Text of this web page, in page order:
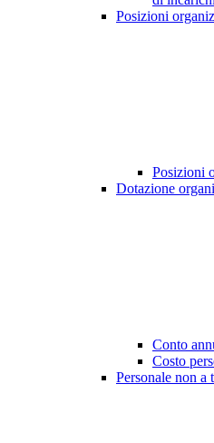
Posizioni
Posizioni
Dotazione
Conto
Costo
Personale non a